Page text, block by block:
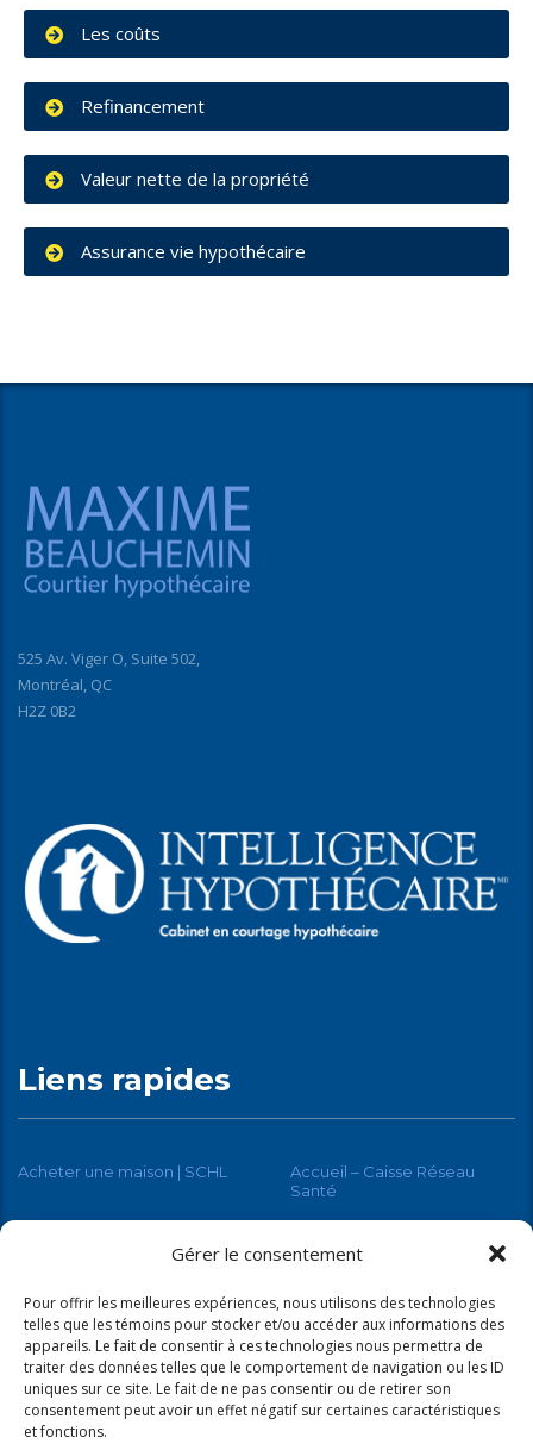
Gérer le consentement
Pour offrir les meilleures expériences, nous utilisons des technologies
telles que les témoins pour stocker et/ou accéder aux informations des
appareils. Le fait de consentir à ces technologies nous permettra de
traiter des données telles que le comportement de navigation ou les ID
uniques sur ce site. Le fait de ne pas consentir ou de retirer son
consentement peut avoir un effet négatif sur certaines caractéristiques
et fonctions.
Les coûts
Refinancement
Valeur nette de la propriété
Assurance vie hypothécaire
525 Av. Viger O, Suite 502,
Montréal, QC
H2Z 0B2
Liens rapides
Acheter une maison | SCHL
Accueil – Caisse Réseau
Santé